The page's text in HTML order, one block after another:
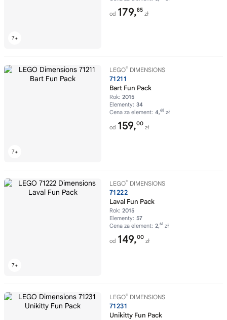
od 179,85
zł
LEGO® DIMENSIONS
71211
Bart Fun Pack
Rok: 2015
Elementy: 34
Cena za element: 4,68 zł
od 159,00
zł
LEGO® DIMENSIONS
71222
Laval Fun Pack
Rok: 2015
Elementy: 57
Cena za element: 2,61 zł
od 149,00
zł
LEGO® DIMENSIONS
71231
Unikitty Fun Pack